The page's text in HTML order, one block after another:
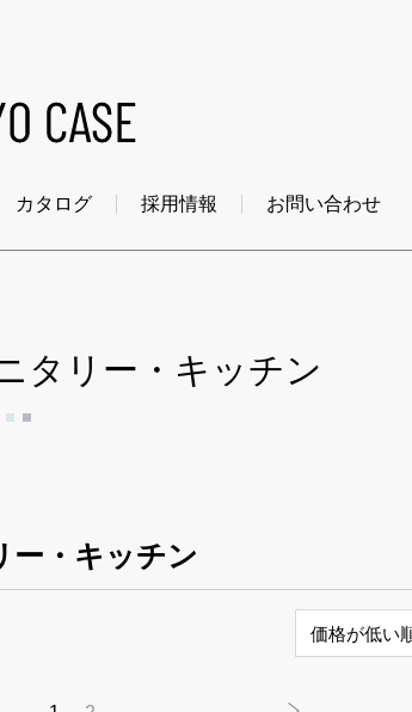
カタログ 採用情報 お問い合わせ
タリー・キッチン
ー・キッチン